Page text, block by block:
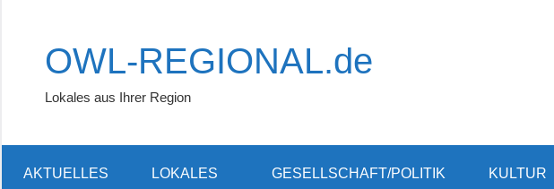
springenOWL-REGIONAL.de
Lokales aus Ihrer Region
AKTUELLES LOKALES GESELLSCHAFT/POLITIK KULTUR